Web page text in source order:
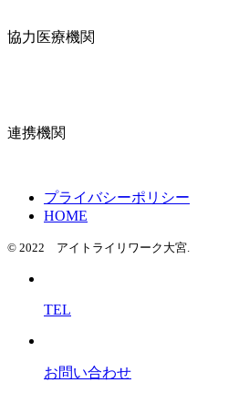
協力医療機関
連携機関
プライバシーポリシー
HOME
© 2022 アイトライリワーク大宮.
TEL
お問い合わせ